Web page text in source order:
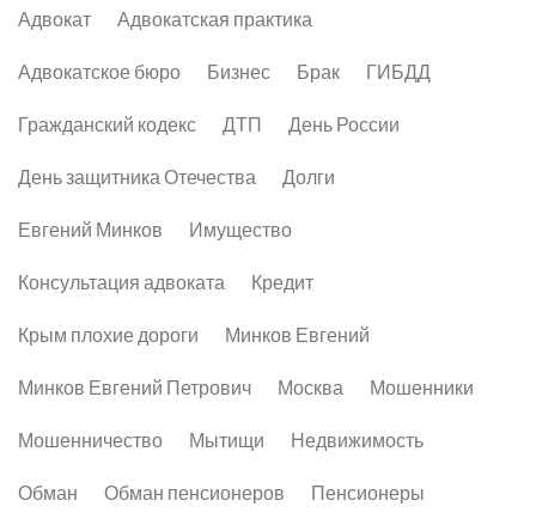
Адвокат Адвокатская практика
Адвокатское бюро Бизнес Брак ГИБДД
Гражданский кодекс ДТП День России
День защитника Отечества Долги
Евгений Минков Имущество
Консультация адвоката Кредит
Крым плохие дороги Минков Евгений
Минков Евгений Петрович Москва Мошенники
Мошенничество Мытищи Недвижимость
Обман Обман пенсионеров Пенсионеры